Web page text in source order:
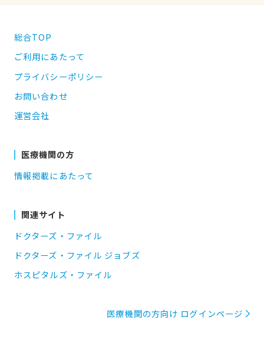
総合TOP
ご利用にあたって
プライバシーポリシー
お問い合わせ
運営会社
医療機関の方
情報掲載にあたって
関連サイト
ドクターズ・ファイル
ドクターズ・ファイル ジョブズ
ホスピタルズ・ファイル
医療機関の方向け ログインページ